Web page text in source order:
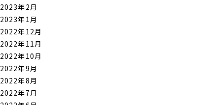
2023年2月
2023年1月
2022年12月
2022年11月
2022年10月
2022年9月
2022年8月
2022年7月